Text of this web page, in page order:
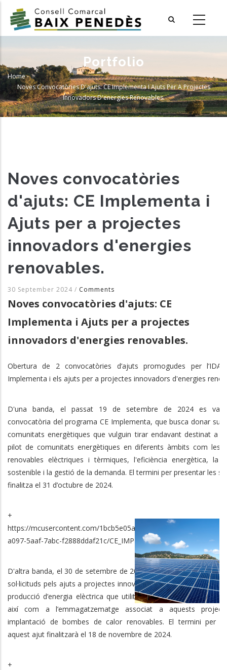
main
Portfolio
Breadcrumb
Home-
Noves Convocatòries D'ajuts: CE Implementa I Ajuts Per A Projectes
Innovadors D'energies Renovables.
Noves convocatòries
d'ajuts: CE Implementa i
Ajuts per a projectes
innovadors d'energies
renovables.
30 September 2024 / Comments
Noves convocatòries d'ajuts: CE
Implementa i Ajuts per a projectes
innovadors d'energies renovables.
Obertura de 2 convocatòries d’ajuts promogudes per
Implementa i els ajuts per a projectes innovadors d'energies
D'una banda, el passat 19 de setembre de 2024 es va
convocatòria del programa CE Implementa, que busca donar
comunitats energètiques que vulguin tirar endavant destinat a
pilot de comunitats energètiques en diferents àmbits com les
renovables elèctriques i tèrmiques, l'eficiència energètica, la
sostenible i la gestió de la demanda. El termini per presentar les
finalitza el 31 d’octubre de 2024.
+
https://mcusercontent.com/1bcb5e05aa8613b6357809581/files/
a097-5aaf-7abc-f2888ddaf21c/
D'altra banda, el 30 de setembre de 2024 s'inicia el període per
sol·licituds pels ajuts a projectes innovadors d’inversió en
producció d’energia elèctrica que utilitzin tecnologia
així com a l’emmagatzematge associat a aquests
implantació de bombes de calor renovables. El termini per
aquest ajut finalitzarà el 18 de novembre de 2024.
+